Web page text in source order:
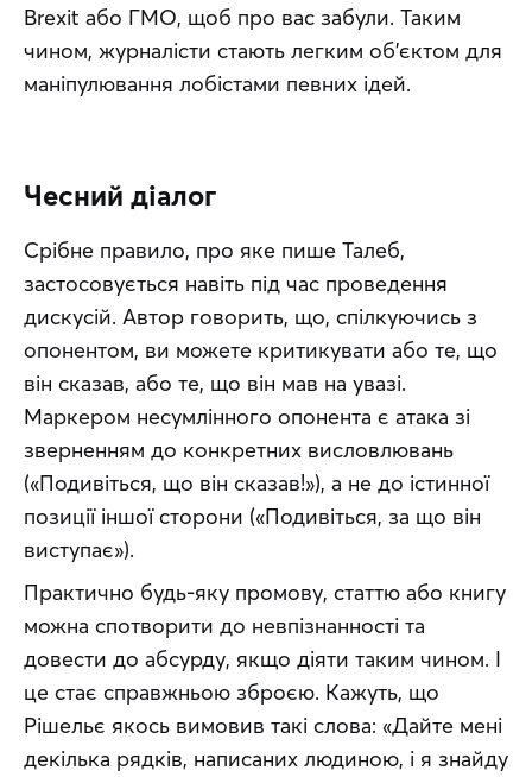
Brexit або ГМО, щоб про вас забули. Таким
чином, журналісти стають легким об’єктом для
маніпулювання лобістами певних ідей.
Чесний діалог
Срібне правило, про яке пише Талеб,
застосовується навіть під час проведення
дискусій. Автор говорить, що, спілкуючись з
опонентом, ви можете критикувати або те, що
він сказав, або те, що він мав на увазі.
Маркером несумлінного опонента є атака зі
зверненням до конкретних висловлювань
(«Подивіться, що він сказав!»), а не до істинної
позиції іншої сторони («Подивіться, за що він
виступає»).
Практично будь-яку промову, статтю або книгу
можна спотворити до невпізнанності та
довести до абсурду, якщо діяти таким чином. І
це стає справжньою зброєю. Кажуть, що
Рішельє якось вимовив такі слова: «Дайте мені
декілька рядків, написаних людиною, і я знайду